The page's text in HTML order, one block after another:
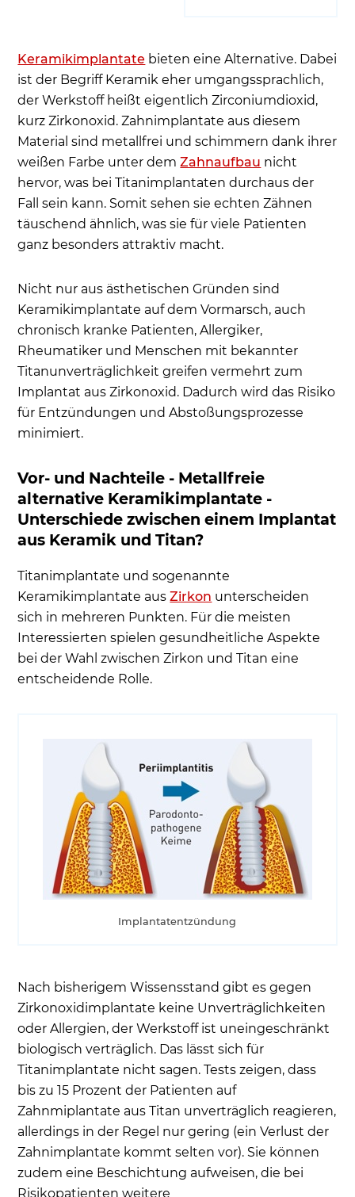
Keramikimplantate bieten eine Alternative. Dabei
ist der Begriff Keramik eher umgangssprachlich,
der Werkstoff heißt eigentlich Zirconiumdioxid,
kurz Zirkonoxid. Zahnimplantate aus diesem
Material sind metallfrei und schimmern dank ihrer
weißen Farbe unter demZahnaufbau nicht
hervor, was bei Titanimplantaten durchaus der
Fall sein kann. Somit sehen sie echten Zähnen
täuschend ähnlich, was sie für viele Patienten
ganz besonders attraktiv macht.
Nicht nur aus ästhetischen Gründen sind
Keramikimplantate auf dem Vormarsch, auch
chronisch kranke Patienten, Allergiker,
Rheumatiker und Menschen mit bekannter
Titanunverträglichkeit greifen vermehrt zum
Implantat aus Zirkonoxid. Dadurch wird das Risiko
für Entzündungen und Abstoßungsprozesse
minimiert.
Vor- und Nachteile - Metallfreie
alternative Keramikimplantate -
Unterschiede zwischen einem Implantat
aus Keramik und Titan?
Titanimplantate und sogenannte
Keramikimplantate ausZirkon unterscheiden
sich in mehreren Punkten. Für die meisten
Interessierten spielen gesundheitliche Aspekte
bei der Wahl zwischen Zirkon und Titan eine
entscheidende Rolle.
Implantatentzündung
Nach bisherigem Wissensstand gibt es gegen
Zirkonoxidimplantate keine Unverträglichkeiten
oder Allergien, der Werkstoff ist uneingeschränkt
biologisch verträglich. Das lässt sich für
Titanimplantate nicht sagen. Tests zeigen, dass
bis zu 15 Prozent der Patienten auf
Zahnmiplantate aus Titan unverträglich reagieren,
allerdings in der Regel nur gering (ein Verlust der
Zahnimplantate kommt selten vor). Sie können
zudem eine Beschichtung aufweisen, die bei
Risikopatienten weitere